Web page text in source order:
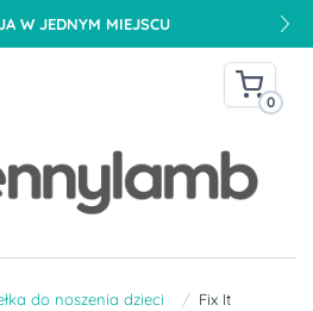
W JEDNYM MIEJSCU
0
do noszenia dzieci Fix It